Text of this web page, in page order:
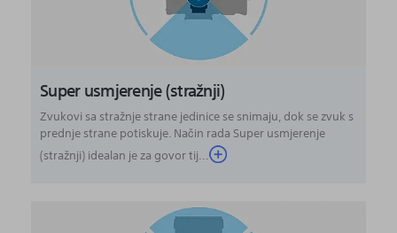
Super usmjerenje (stražnji)
Zvukovi sa stražnje strane jedinice se snimaju, dok se zvuk s
prednje strane potiskuje. Način rada Super usmjerenje
(stražnji) idealan je za govor tij...